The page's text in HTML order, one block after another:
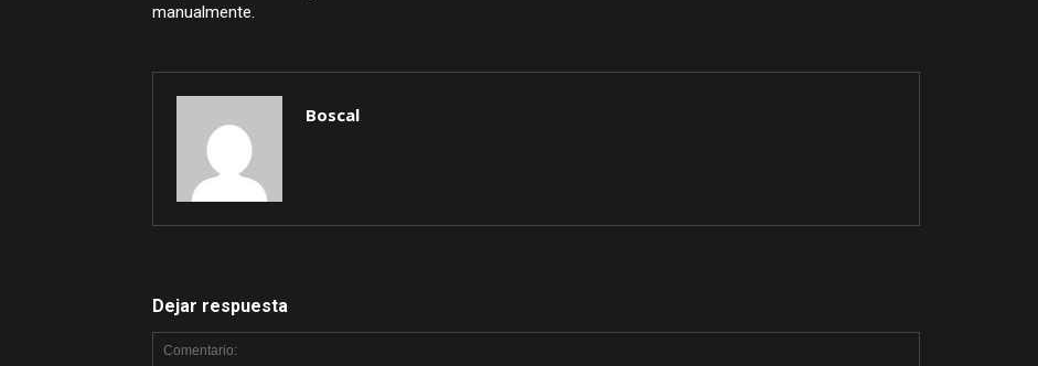
manualmente.
Boscal
Dejar respuesta